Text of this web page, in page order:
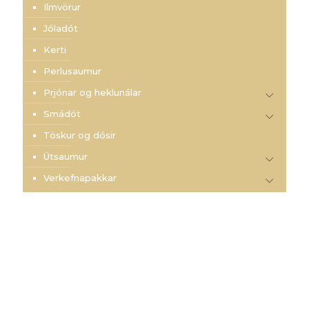
Ilmvörur
Jóladót
Kerti
Perlusaumur
Prjónar og heklunálar
Smádót
Töskur og dósir
Útsaumur
Verkefnapakkar